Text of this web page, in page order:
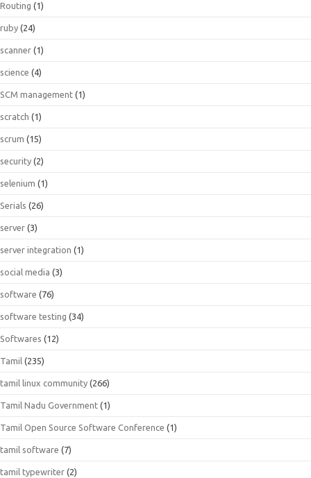
Routing (1)
ruby (24)
scanner (1)
science (4)
SCM management (1)
scratch (1)
scrum (15)
security (2)
selenium (1)
Serials (26)
server (3)
server integration (1)
social media (3)
software (76)
software testing (34)
Softwares (12)
Tamil (235)
tamil linux community (266)
Tamil Nadu Government (1)
Tamil Open Source Software Conference (1)
tamil software (7)
tamil typewriter (2)